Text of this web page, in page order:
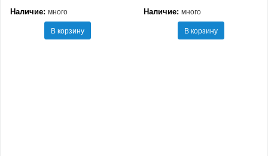
Наличие: много
В корзину
Наличие: много
В корзину